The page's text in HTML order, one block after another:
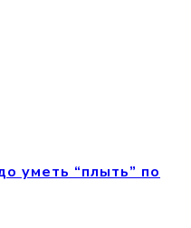
уметь “плыть” по